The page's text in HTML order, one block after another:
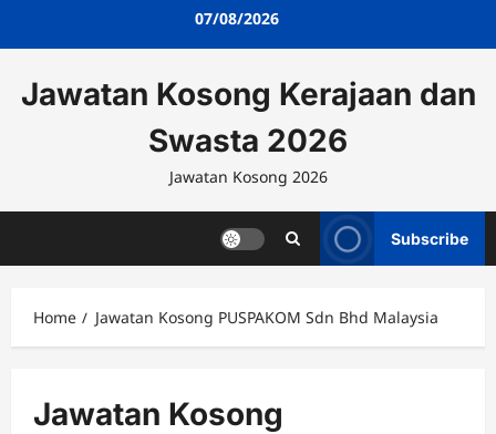
07/08/2026
Jawatan Kosong Kerajaan dan
Swasta 2026
Jawatan Kosong 2026
Subscribe
Home Jawatan Kosong PUSPAKOM Sdn Bhd Malaysia
Jawatan Kosong